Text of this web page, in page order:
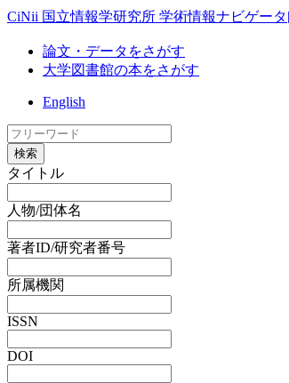
CiNii 国立情報学研究所 学術情報ナビゲー
論文・データをさがす
大学図書館の本をさがす
English
検索
タイトル
人物/団体名
著者ID/研究者番号
所属機関
ISSN
DOI